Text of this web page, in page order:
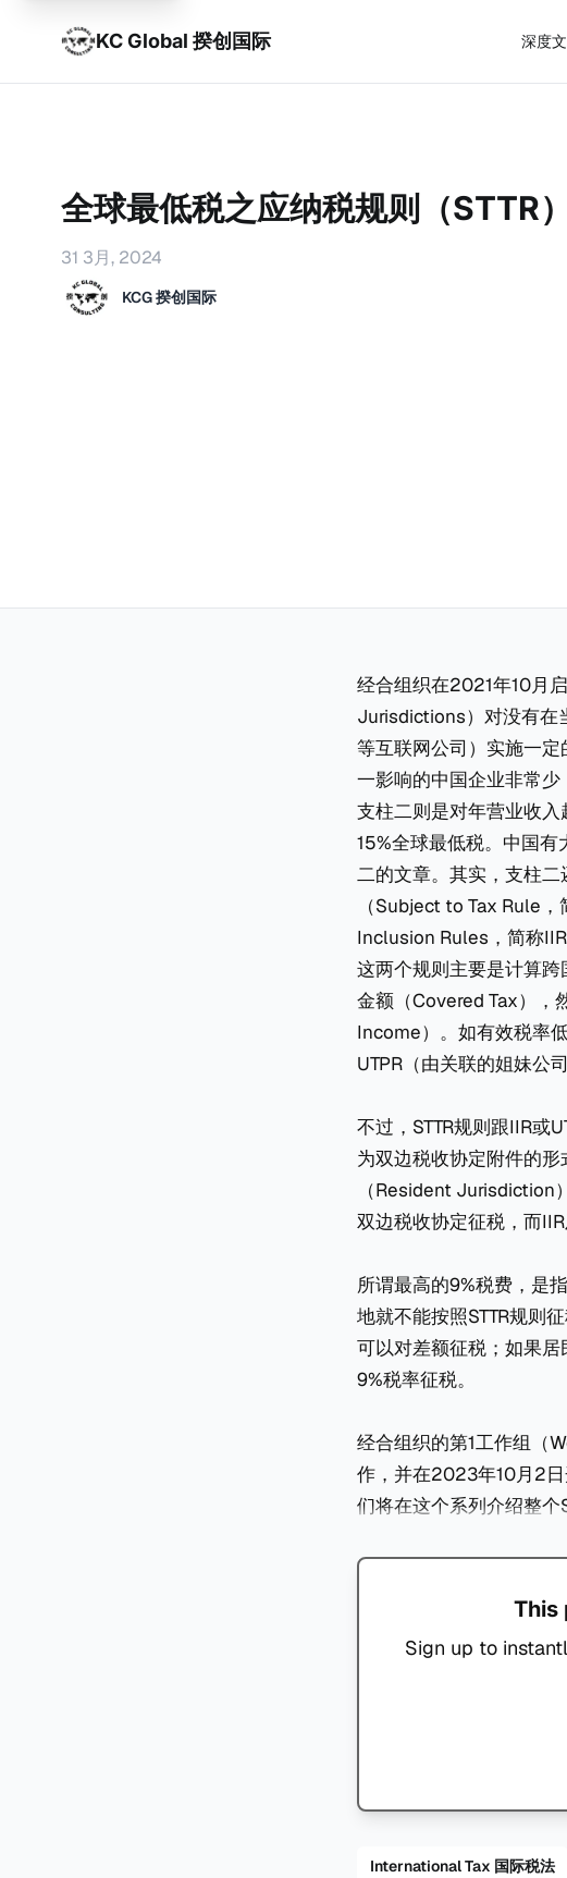
KC Global 揆创国际 深度
全球最低税之应纳税规则（STTR）
31 3月, 2024
KCG 揆创国际
经合组织在2021年10月
Jurisdictions）对没有在
等互联网公司）实施一
一影响的中国企业非常少
支柱二则是对年营业收
15%全球最低税。中国
二的文章。其实，支柱
（Subject to Tax Rule
Inclusion Rules，简称
这两个规则主要是计算
金额（Covered Tax），
Income）。如有效税率
UTPR（由关联的姐妹公
不过，STTR规则跟IIR或
为双边税收协定附件的
（Resident Jurisdiction
双边税收协定征税，而
所谓最高的9%税费，是
地就不能按照STTR规则
可以对差额征税；如果
9%税率征税。
经合组织的第1工作组（
作，并在2023年10月2日
们将在这个系列介绍整个
This
Sign up to
International Tax 国际税法